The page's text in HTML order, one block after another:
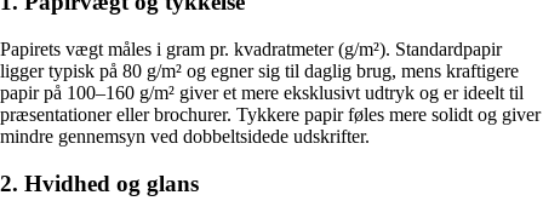
Papirets vægt måles i gram pr. kvadratmeter (g/m²). Standardpapir
ligger typisk på 80 g/m² og egner sig til daglig brug, mens kraftigere
papir på 100–160 g/m² giver et mere eksklusivt udtryk og er ideelt til
præsentationer eller brochurer. Tykkere papir føles mere solidt og giver
mindre gennemsyn ved dobbeltsidede udskrifter.
2. Hvidhed og glans